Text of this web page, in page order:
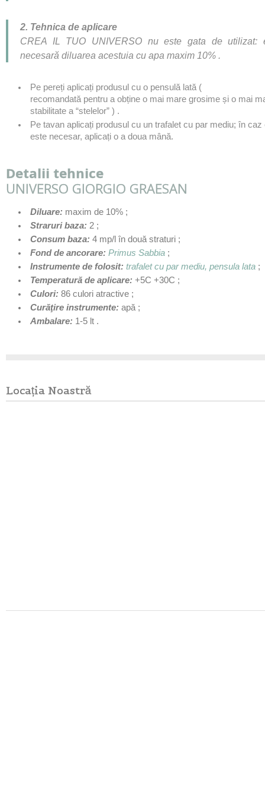
2. Tehnica de aplicare
CREA IL TUO UNIVERSO nu este gata de utilizat:
necesară diluarea acestuia cu apa maxim 10% .
Pe pereți aplicați produsul cu o pensulă lată (
recomandată pentru a obține o mai mare grosime și o mai
stabilitate a “stelelor” ) .
Pe tavan aplicați produsul cu un trafalet cu par mediu; în caz
este necesar, aplicați o a doua mână.
Detalii tehnice
UNIVERSO GIORGIO GRAESAN
Diluare: maxim de 10% ;
Straruri baza: 2 ;
Consum baza: 4 mp/l în două straturi ;
Fond de ancorare: Primus Sabbia ;
Instrumente de folosit: trafalet cu par mediu, pensula lata ;
Temperatură de aplicare: +5C +30C ;
Culori: 86 culori atractive ;
Curăţire instrumente: apă ;
Ambalare: 1-5 lt .
Locația Noastră